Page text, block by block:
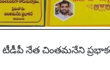
టీడీపీ నేత చింతమనేని